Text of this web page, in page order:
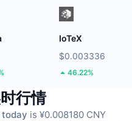
IoTeX
$0.003336
46.22%
行情
today is ¥0.008180 CNY